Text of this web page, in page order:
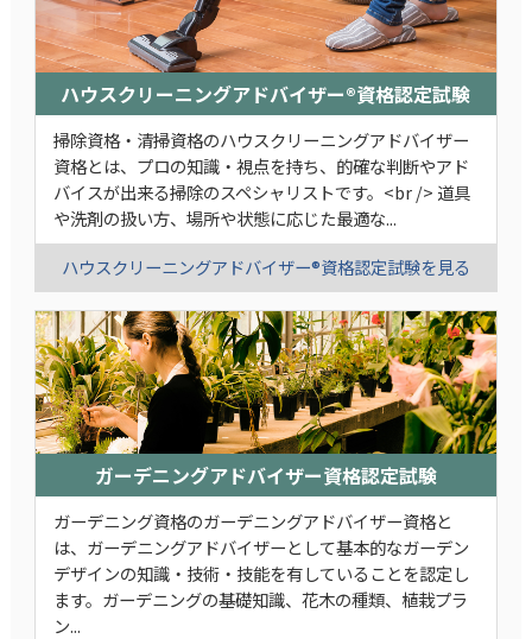
ハウスクリーニングアドバイザー®資格認定試験
掃除資格・清掃資格のハウスクリーニングアドバイザー
資格とは、プロの知識・視点を持ち、的確な判断やアド
バイスが出来る掃除のスペシャリストです。<br /> 道具
や洗剤の扱い方、場所や状態に応じた最適な...
ハウスクリーニングアドバイザー®資格認定試験を見る
ガーデニングアドバイザー資格認定試験
ガーデニング資格のガーデニングアドバイザー資格と
は、ガーデニングアドバイザーとして基本的なガーデン
デザインの知識・技術・技能を有していることを認定し
ます。ガーデニングの基礎知識、花木の種類、植栽プラ
ン...